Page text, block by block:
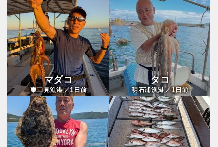
マダコ
東二見漁港／1日前
タコ
明石浦漁港／1日前